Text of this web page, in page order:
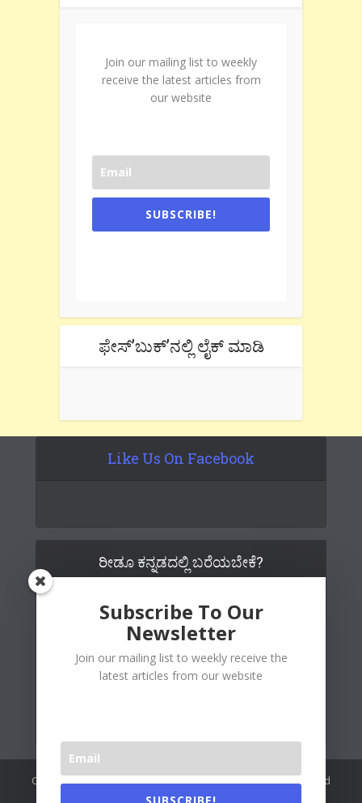
Join our mailing list to weekly
receive the latest articles from
our website
SUBSCRIBE!
ಫೇಸ್’ಬುಕ್’ನಲ್ಲಿ ಲೈಕ್ ಮಾಡಿ
Like Us On Facebook
ರೀಡೂ ಕನ್ನಡದಲ್ಲಿ ಬರೆಯಬೇಕೆ?
Copywrite© 2026 Readoo Media Private Limited. Created and
maintained byThe Web People
Subscribe To Our
Newsletter
Join our mailing list to weekly receive the
latest articles from our website